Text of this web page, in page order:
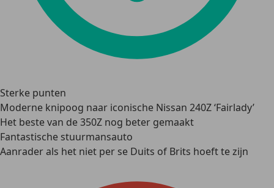
Sterke punten
Moderne knipoog naar iconische Nissan 240Z ‘Fairlady’
Het beste van de 350Z nog beter gemaakt
Fantastische stuurmansauto
Aanrader als het niet per se Duits of Brits hoeft te zijn